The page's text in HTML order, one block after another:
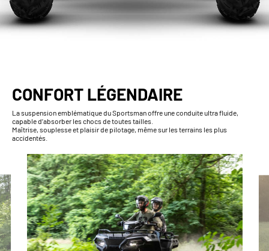
CONFORT LÉGENDAIRE
La suspension emblématique du Sportsman offre une conduite ultra fluide,
capable d’absorber les chocs de toutes tailles.
Maîtrise, souplesse et plaisir de pilotage, même sur les terrains les plus
accidentés.